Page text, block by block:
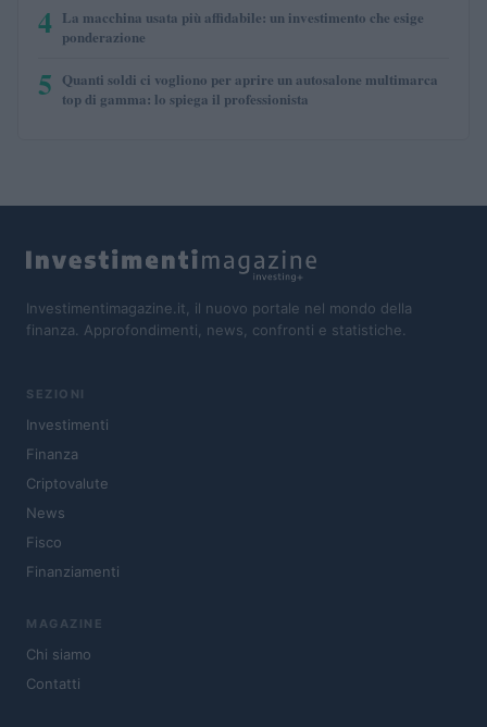
4 La macchina usata più affidabile: un investimento che esige
ponderazione
5 Quanti soldi ci vogliono per aprire un autosalone multimarca
top di gamma: lo spiega il professionista
Investimentimagazine.it, il nuovo portale nel mondo della
finanza. Approfondimenti, news, confronti e statistiche.
SEZIONI
Investimenti
Finanza
Criptovalute
News
Fisco
Finanziamenti
MAGAZINE
Chi siamo
Contatti